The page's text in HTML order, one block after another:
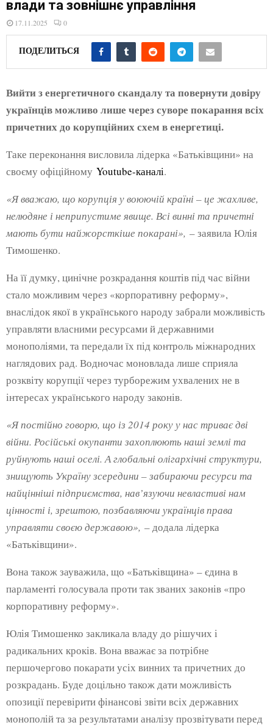
E
N
U
влади та зовнішнє управління
17.11.2025 0
ПОДЕЛИТЬСЯ
Вийти з енергетичного скандалу та повернути довіру
українців можливо лише через суворе покарання всіх
причетних до корупційних схем в енергетиці.
Таке переконання висловила лідерка «Батьківщини» на
своєму офіційному Youtube-каналі.
«Я вважаю, що корупція у воюючій країні – це жахливе,
нелюдяне і неприпустиме явище. Всі винні та причетні
мають бути найжорсткіше покарані», – заявила Юлія
Тимошенко.
На її думку, цинічне розкрадання коштів під час війни
стало можливим через «корпоративну реформу»,
внаслідок якої в українського народу забрали можливість
управляти власними ресурсами й державними
монополіями, та передали їх під контроль міжнародних
наглядових рад. Водночас моновлада лише сприяла
розквіту корупції через турборежим ухвалених не в
інтересах українського народу законів.
«Я постійно говорю, що із 2014 року у нас триває дві
війни. Російські окупанти захоплюють наші землі та
руйнують наші оселі. А глобальні олігархічні структури,
знищують Україну зсередини – забираючи ресурси та
найцінніші підприємства, нав’язуючи невластиві нам
цінності і, зрештою, позбавляючи українців права
управляти своєю державою», – додала лідерка
«Батьківщини».
Вона також зауважила, що «Батьківщина» – єдина в
парламенті голосувала проти так званих законів «про
корпоративну реформу».
Юлія Тимошенко закликала владу до рішучих і
радикальних кроків. Вона вважає за потрібне
першочергово покарати усіх винних та причетних до
розкрадань. Буде доцільно також дати можливість
опозиції перевірити фінансові звіти всіх державних
монополій та за результатами аналізу прозвітувати перед